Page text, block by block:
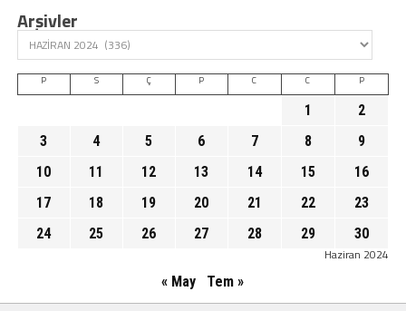
Arşivler
Haziran 2024
P S Ç P C C P
1
2
3
4 5 6 7 8
9
10
11 12 13 14 15
16
17
18 19 20 21 22
23
24
25 26 27 28 29 30
« May Tem »